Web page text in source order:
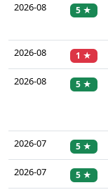
2026-08 5 ★
2026-08 1 ★
2026-08 5 ★
2026-07 5 ★
2026-07 5 ★